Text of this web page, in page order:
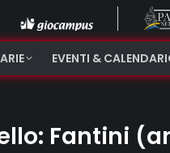
EVENTI &
Fantini